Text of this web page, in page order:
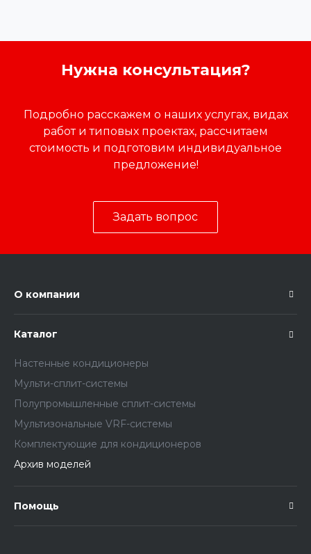
Нужна консультация?
Подробно расскажем о наших услугах, видах
работ и типовых проектах, рассчитаем
стоимость и подготовим индивидуальное
предложение!
Задать вопрос
О компании
Каталог
Настенные кондиционеры
Мульти-сплит-системы
Полупромышленные сплит-системы
Мультизональные VRF-системы
Комплектующие для кондиционеров
Архив моделей
Помощь